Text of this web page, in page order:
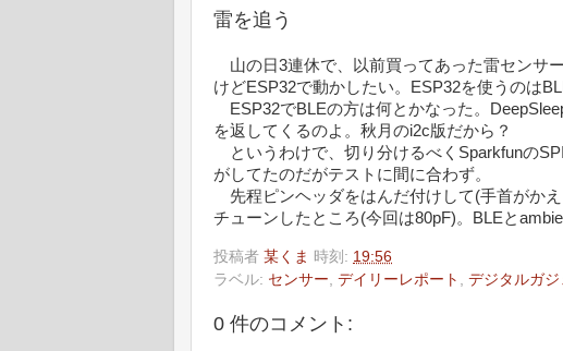
雷を追う
山の日3連休で、以前買ってあった雷センサ
けどESP32で動かしたい。ESP32を使うのは
ESP32でBLEの方は何とかなった。
を返してくるのよ。秋月のi2c版だから？
というわけで、切り分けるべくSparkfunの
がしてたのだがテストに間に合わず。
先程ピンヘッダをはんだ付けして(手首がか
チューンしたところ(今回は80pF)。BLEと
投稿者 某くま 時刻: 19:56
ラベル: センサー デイリーレポート デジタルガジ
0 件のコメント: